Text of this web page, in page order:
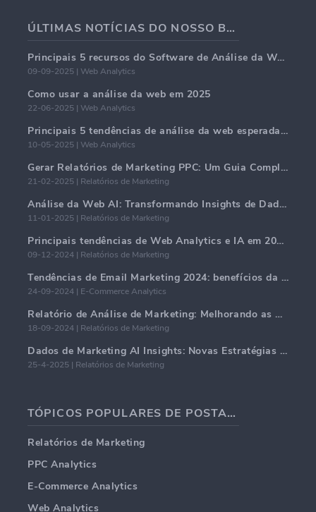
ÚLTIMAS NOTÍCIAS DO NOSSO BLOG
Principais 5 recursos do Software de Análise da Web em 2025
09-09-2025 | Web Analytics
Como usar a análise da web em 2025
22-06-2025 | Web Analytics
Principais 5 tendências de análise da web esperadas para dominar em 2025
10-05-2025 | Web Analytics
Gerar Relatórios de Marketing PPC: Um Guia Completo
21-02-2025 | Relatórios de Marketing
Análise da Web AI: Transformando Insights de Dados com Precisão
11-01-2025 | Relatórios de Marketing
Principais tendências de Web Analytics e IA em 2024
09-12-2024 | Relatórios de Marketing
Tendências de Email Marketing 2024: benefícios da hiper-personalização
24-09-2024 | E-Commerce Analytics
Relatório de Análise de Marketing: Melhorando as Percepções de Negócios
18-09-2024 | Relatórios de Marketing
Dados de Marketing AI Insights: Novas Estratégias de Negócios para 2024
25-4-2025 | Relatórios de Marketing
TÓPICOS POPULARES DE POSTAGENS EM BLOG
Relatórios de Marketing
PPC Analytics
E-Commerce Analytics
Web Analytics